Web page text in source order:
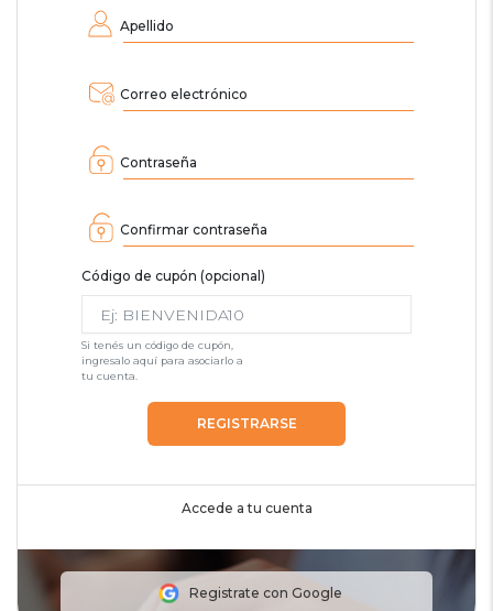
Apellido
Correo electrónico
Contraseña
Confirmar contraseña
Código de cupón (opcional)
Si tenés un código de cupón,
ingresalo aquí para asociarlo a
tu cuenta.
REGISTRARSE
Accede a tu cuenta
Registrate con Google